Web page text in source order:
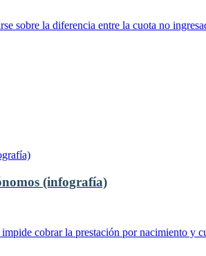
sobre la diferencia entre la cuota no
(infografía)
cobrar la prestación por nacimiento y